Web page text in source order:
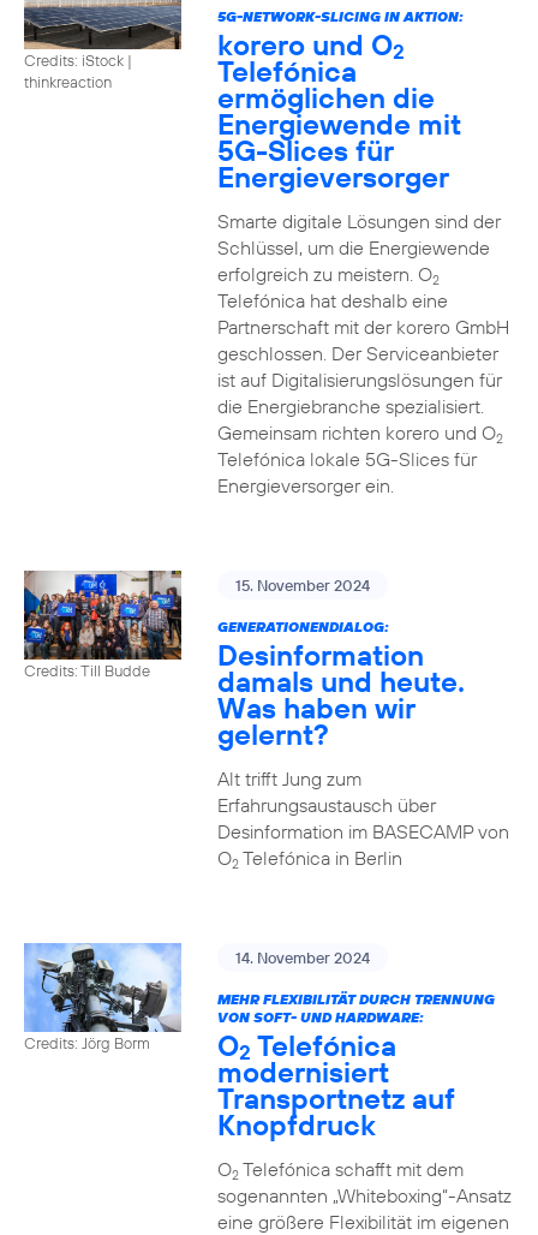
Credits: iStock |
thinkreaction
5G-NETWORK-SLICING IN AKTION:
korero und O2
Telefónica
ermöglichen die
Energiewende mit
5G-Slices für
Energieversorger
Smarte digitale Lösungen sind der
Schlüssel, um die Energiewende
erfolgreich zu meistern. O2
Telefónica hat deshalb eine
Partnerschaft mit der korero GmbH
geschlossen. Der Serviceanbieter
ist auf Digitalisierungslösungen für
die Energiebranche spezialisiert.
Gemeinsam richten korero und O2
Telefónica lokale 5G-Slices für
Energieversorger ein.
Credits: Till Budde
15. November 2024
GENERATIONENDIALOG:
Desinformation
damals und heute.
Was haben wir
gelernt?
Alt trifft Jung zum
Erfahrungsaustausch über
Desinformation im BASECAMP von
O2Telefónica in Berlin
Credits: Jörg Borm
14. November 2024
MEHR FLEXIBILITÄT DURCH TRENNUNG
VON SOFT- UND HARDWARE:
O2 Telefónica
modernisiert
Transportnetz auf
Knopfdruck
O2Telefónica schafft mit dem
sogenannten „Whiteboxing“-Ansatz
eine größere Flexibilität im eigenen